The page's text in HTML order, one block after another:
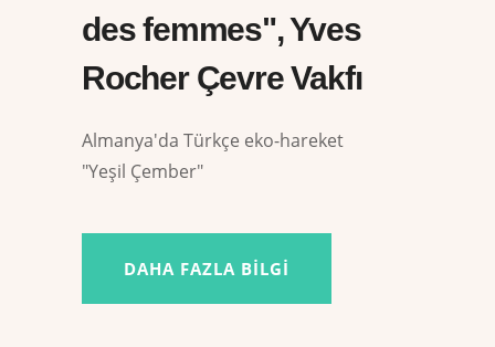
des femmes", Yves
Rocher Çevre Vakfı
Almanya'da Türkçe eko-hareket
"Yeşil Çember"
DAHA FAZLA BILGI